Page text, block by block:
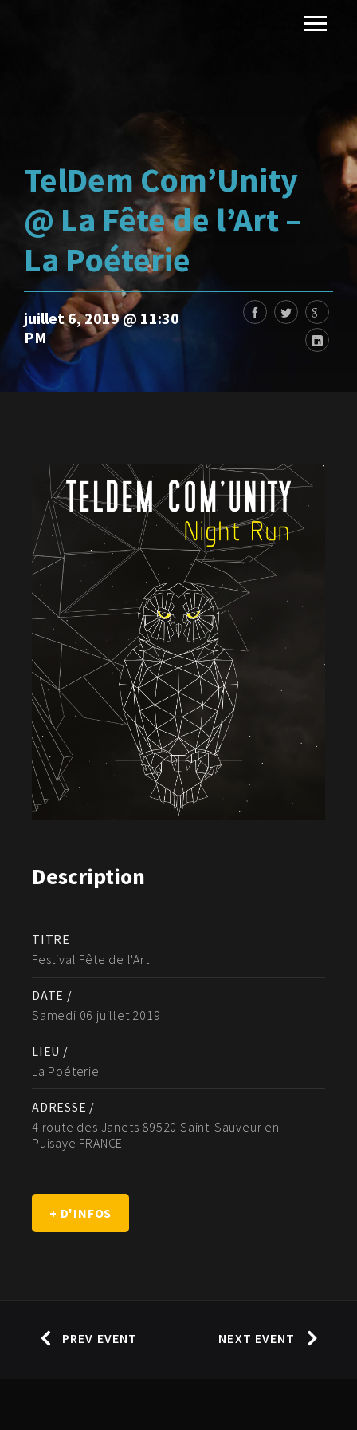
TelDem Com’Unity
@ La Fête de l’Art –
La Poéterie
juillet 6, 2019 @ 11:30
PM
Description
TITRE
Festival Fête de l'Art
DATE /
Samedi 06 juillet 2019
LIEU /
La Poéterie
ADRESSE /
4 route des Janets 89520 Saint-Sauveur en
Puisaye FRANCE
+ D'INFOS
PREV EVENT NEXT EVENT